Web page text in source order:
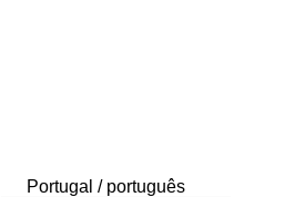
Portugal / português